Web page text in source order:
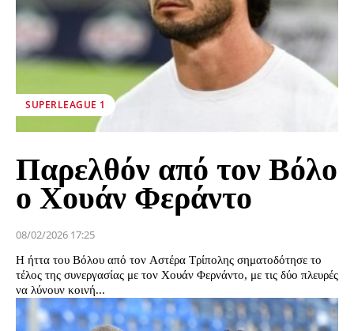
SUPERLEAGUE 1
Παρελθόν από τον Βόλο
ο Χουάν Φεράντο
08/02/2026 17:25
Η ήττα του Βόλου από τον Αστέρα Τρίπολης σηματοδότησε το
τέλος της συνεργασίας με τον Χουάν Φερνάντο, με τις δύο πλευρές
να λύνουν κοινή...